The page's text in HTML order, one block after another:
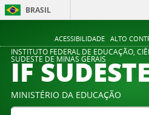
ACESSIBILIDADE ALTO
BRASIL
INSTITUTO FEDERAL DE EDUCAÇÃO,
SUDESTE DE MINAS GERAIS
IF
MINISTÉRIO DA EDUCAÇÃO
Buscar no portal